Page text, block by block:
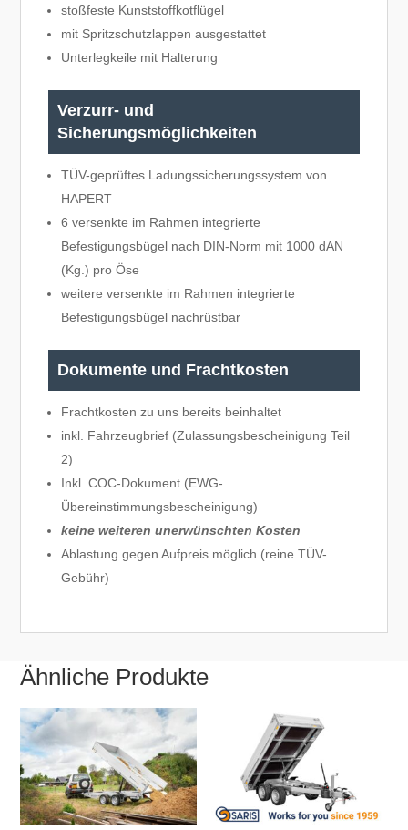
stoßfeste Kunststoffkotflügel
mit Spritzschutzlappen ausgestattet
Unterlegkeile mit Halterung
Verzurr- und
Sicherungsmöglichkeiten
TÜV-geprüftes Ladungssicherungssystem von
HAPERT
6 versenkte im Rahmen integrierte
Befestigungsbügel nach DIN-Norm mit 1000 dAN
(Kg.) pro Öse
weitere versenkte im Rahmen integrierte
Befestigungsbügel nachrüstbar
Dokumente und Frachtkosten
Frachtkosten zu uns bereits beinhaltet
inkl. Fahrzeugbrief (Zulassungsbescheinigung Teil
2)
Inkl. COC-Dokument (EWG-
Übereinstimmungsbescheinigung)
keine weiteren unerwünschten Kosten
Ablastung gegen Aufpreis möglich (reine TÜV-
Gebühr)
Ähnliche Produkte